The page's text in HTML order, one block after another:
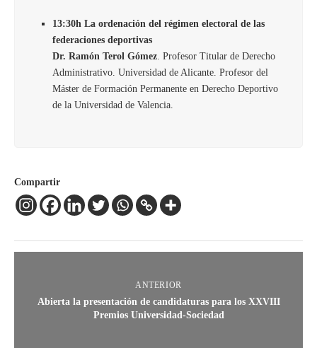
13:30h La ordenación del régimen electoral de las
federaciones deportivas
Dr. Ramón Terol Gómez . Profesor Titular de Derecho
Administrativo. Universidad de Alicante. Profesor del
Máster de Formación Permanente en Derecho Deportivo
de la Universidad de Valencia.
Compartir
ANTERIOR
Abierta la presentación de candidaturas para los XXVIII
Premios Universidad-Sociedad